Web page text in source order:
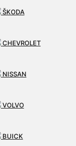
ŠKODA
CHEVROLET
NISSAN
VOLVO
BUICK